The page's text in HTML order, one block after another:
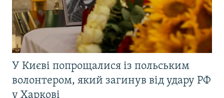
У Києві попрощалися із польським
волонтером, який загинув від удару РФ
у Харкові